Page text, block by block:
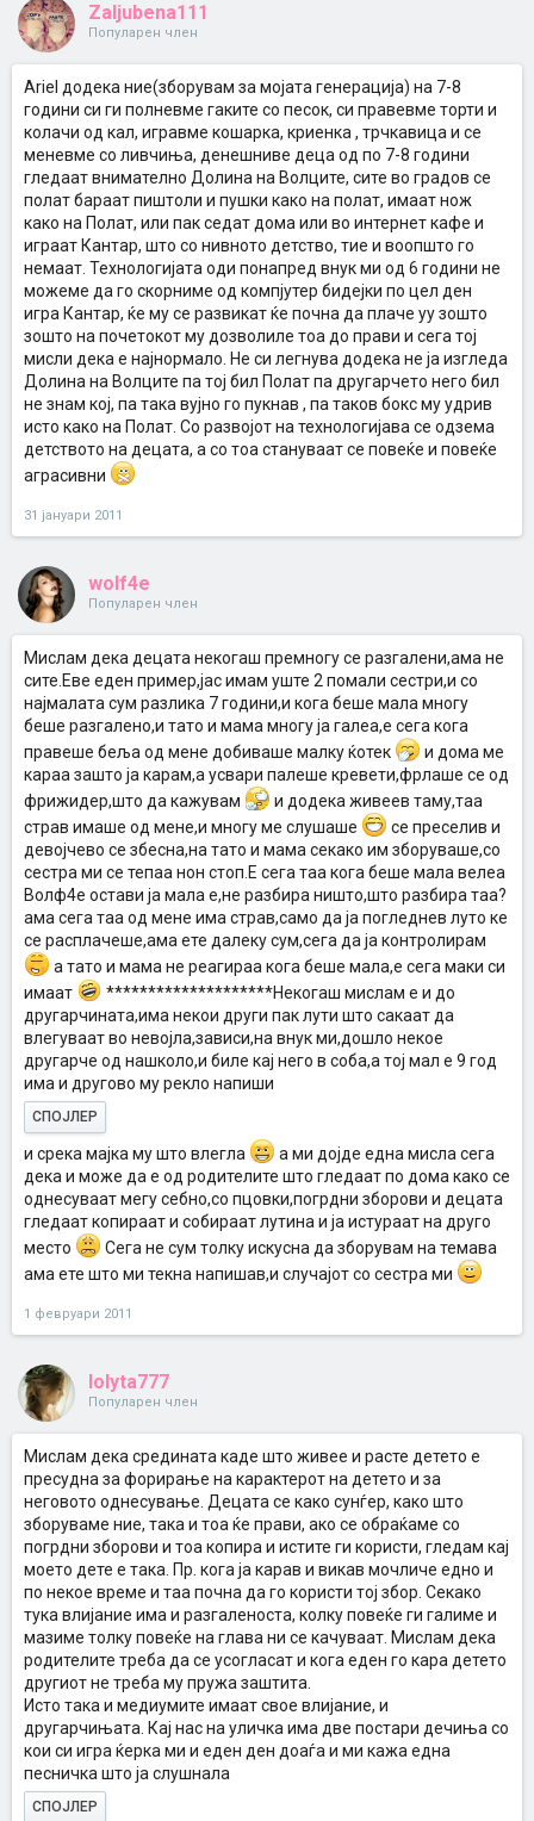
Zaljubena111
Популарен член
Ariel додека ние(зборувам за мојата генерација) на 7-8
години си ги полневме гаките со песок, си правевме торти и
колачи од кал, игравме кошарка, криенка , трчкавица и се
меневме со ливчиња, денешниве деца од по 7-8 години
гледаат внимателно Долина на Волците, сите во градов се
полат бараат пиштоли и пушки како на полат, имаат нож
како на Полат, или пак седат дома или во интернет кафе и
играат Кантар, што со нивното детство, тие и воопшто го
немаат. Технологијата оди понапред внук ми од 6 години не
можеме да го скорниме од компјутер бидејки по цел ден
игра Кантар, ќе му се развикат ќе почна да плаче уу зошто
зошто на почетокот му дозволиле тоа до прави и сега тој
мисли дека е најнормало. Не си легнува додека не ја изгледа
Долина на Волците па тој бил Полат па другарчето него бил
не знам кој, па така вујно го пукнав , па таков бокс му удрив
исто како на Полат. Со развојот на технологијава се одзема
детството на децата, а со тоа стануваат се повеќе и повеќе
аграсивни
31 јануари 2011
wolf4e
Популарен член
Mислам дека децата некогаш премногу се разгалени,ама не
сите.Eве еден пример,јас имам уште 2 помали сестри,и со
најмалата сум разлика 7 години,и кога беше мала многу
беше разгалено,и тато и мама многу ја галеа,е сега кога
правеше беља од мене добиваше малку ќотек
и дома ме
караа зашто ја карам,а усвари палеше кревети,фрлаше се од
фрижидер,што да кажувам
и додека живеев таму,таа
страв имаше од мене,и многу ме слушаше
се преселив и
девојчево се збесна,на тато и мама секако им зборуваше,со
сестра ми се тепаа нон стоп.E сега таа кога беше мала велеа
Bолф4е остави ја мала е,не разбира ништо,што разбира таа?
ама сега таа од мене има страв,само да ја погледнев луто ке
се расплачеше,ама ете далеку сум,сега да ја контролирам
а тато и мама не реагираа кога беше мала,е сега маки си
имаат
********************Hекогаш мислам е и до
другарчината,има некои други пак лути што сакаат да
влегуваат во невојла,зависи,на внук ми,дошло некое
другарче од нашколо,и биле кај него в соба,а тој мал е 9 год
има и другово му рекло напиши
СПОЈЛЕР
и срека мајка му што влегла
а ми дојде една мисла сега
дека и може да е од родителите што гледаат по дома како се
однесуваат мегу себно,со пцовки,погрдни зборови и децата
гледаат копираат и собираат лутина и ја истураат на друго
место
Cега не сум толку искусна да зборувам на темава
ама ете што ми текна напишав,и случајот со сестра ми
1 февруари 2011
lolyta777
Популарен член
Мислам дека средината каде што живее и расте детето е
пресудна за форирање на карактерот на детето и за
неговото однесување. Децата се како сунѓер, како што
зборуваме ние, така и тоа ќе прави, ако се обраќаме со
погрдни зборови и тоа копира и истите ги користи, гледам кај
моето дете е така. Пр. кога ја карав и викав мочличе едно и
по некое време и таа почна да го користи тој збор. Секако
тука влијание има и разгаленоста, колку повеќе ги галиме и
мазиме толку повеќе на глава ни се качуваат. Мислам дека
родителите треба да се усогласат и кога еден го кара детето
другиот не треба му пружа заштита.
Исто така и медиумите имаат свое влијание, и
другарчињата. Кај нас на уличка има две постари дечиња со
кои си игра ќерка ми и еден ден доаѓа и ми кажа една
песничка што ја слушнала
СПОЈЛЕР